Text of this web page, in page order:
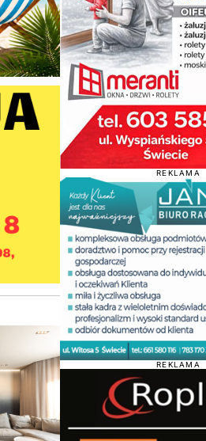
REKLAMA
REKLAMA